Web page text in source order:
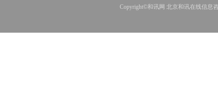
Copyright©和讯网 北京和讯在线信息